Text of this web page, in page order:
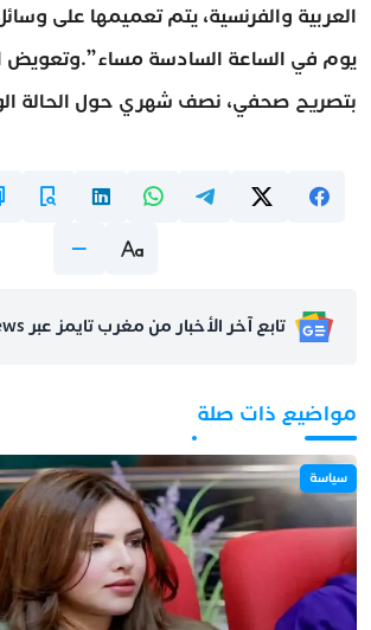
العربية والفرنسية، يتم تعميمها على
يوم في الساعة السادسة مساء”.وتعويض
بتصريح صحفي، نصف شهري حول الحالة
تابع آخر الأخبار من مغرب تايمز عبر Google News
مواضيع ذات صلة
سياسة